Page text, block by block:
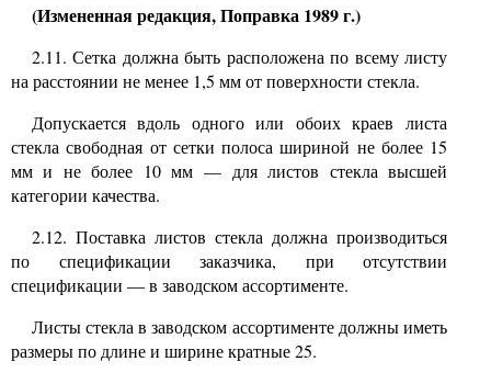
(Измененная редакция, Поправка 1989 г.)
2.11. Сетка должна быть расположена по всему листу
на расстоянии не менее 1,5 мм от поверхности стекла.
Допускается вдоль одного или обоих краев листа
стекла свободная от сетки полоса шириной не более 15
мм и не более 10мм — для листов стекла высшей
категории качества.
2.12. Поставка листов стекла должна производиться
по спецификации заказчика, при отсутствии
спецификации —в заводском ассортименте.
Листы стекла в заводском ассортименте должны иметь
размеры по длине и ширине кратные25.